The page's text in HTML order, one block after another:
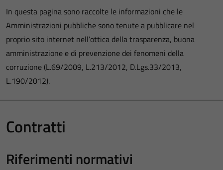
In questa pagina sono raccolte le informazioni che le
Amministrazioni pubbliche sono tenute a pubblicare nel
proprio sito internet nell’ottica della trasparenza, buona
amministrazione e di prevenzione dei fenomeni della
corruzione (L.69/2009, L.213/2012, D.Lgs.33/2013,
L.190/2012).
Contratti
Riferimenti normativi